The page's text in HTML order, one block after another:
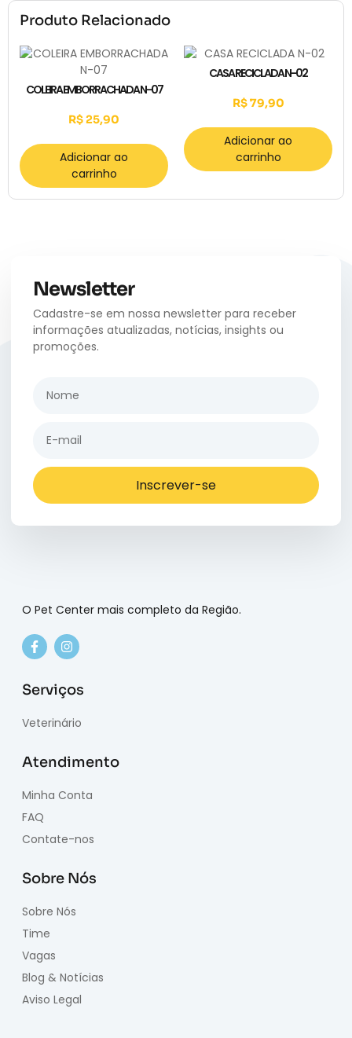
Produto Relacionado
COLEIRA EMBORRACHADA N-07
R$25,90
Adicionar ao
carrinho
CASA RECICLADA N-02
R$79,90
Adicionar ao
carrinho
Newsletter
Cadastre-se em nossa newsletter para receber
informações atualizadas, notícias, insights ou
promoções.
Inscrever-se
O Pet Center mais completo da Região.
Serviços
Veterinário
Atendimento
Minha Conta
FAQ
Contate-nos
Sobre Nós
Sobre Nós
Time
Vagas
Blog & Notícias
Aviso Legal